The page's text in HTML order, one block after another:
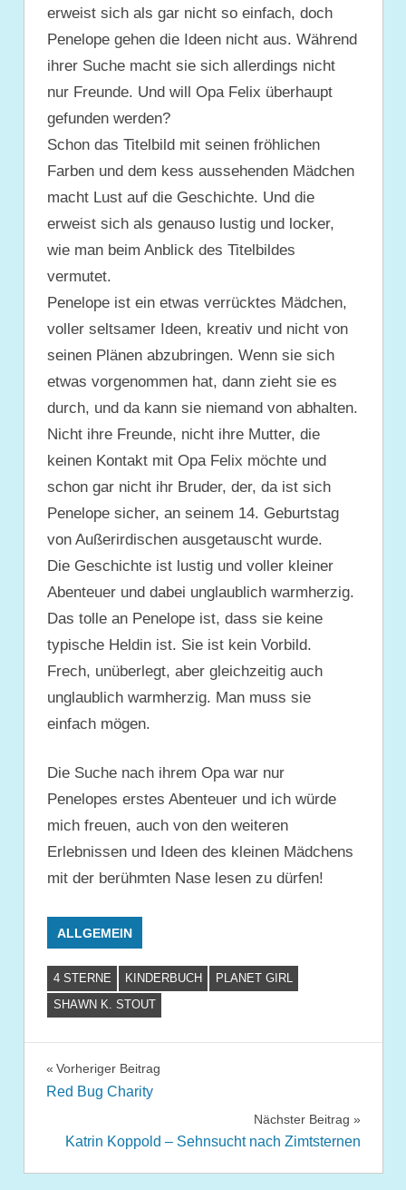
erweist sich als gar nicht so einfach, doch
Penelope gehen die Ideen nicht aus. Während
ihrer Suche macht sie sich allerdings nicht
nur Freunde. Und will Opa Felix überhaupt
gefunden werden?
Schon das Titelbild mit seinen fröhlichen
Farben und dem kess aussehenden Mädchen
macht Lust auf die Geschichte. Und die
erweist sich als genauso lustig und locker,
wie man beim Anblick des Titelbildes
vermutet.
Penelope ist ein etwas verrücktes Mädchen,
voller seltsamer Ideen, kreativ und nicht von
seinen Plänen abzubringen. Wenn sie sich
etwas vorgenommen hat, dann zieht sie es
durch, und da kann sie niemand von abhalten.
Nicht ihre Freunde, nicht ihre Mutter, die
keinen Kontakt mit Opa Felix möchte und
schon gar nicht ihr Bruder, der, da ist sich
Penelope sicher, an seinem 14. Geburtstag
von Außerirdischen ausgetauscht wurde.
Die Geschichte ist lustig und voller kleiner
Abenteuer und dabei unglaublich warmherzig.
Das tolle an Penelope ist, dass sie keine
typische Heldin ist. Sie ist kein Vorbild.
Frech, unüberlegt, aber gleichzeitig auch
unglaublich warmherzig. Man muss sie
einfach mögen.
Die Suche nach ihrem Opa war nur
Penelopes erstes Abenteuer und ich würde
mich freuen, auch von den weiteren
Erlebnissen und Ideen des kleinen Mädchens
mit der berühmten Nase lesen zu dürfen!
ALLGEMEIN
4 STERNE KINDERBUCH
PLANET GIRL
SHAWN K. STOUT
Beitragsnavigation
Vorheriger Beitrag
Red Bug Charity
Nächster Beitrag
Katrin Koppold – Sehnsucht nach Zimtsternen